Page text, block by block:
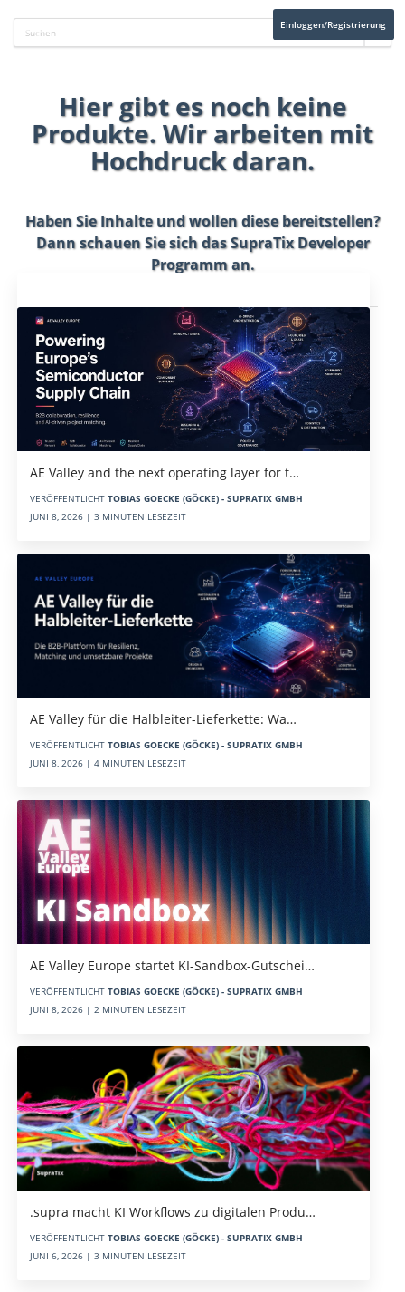
Einloggen/Registrierung
Hier gibt es noch keine
Produkte. Wir arbeiten mit
Hochdruck daran.
Haben Sie Inhalte und wollen diese bereitstellen?
Dann schauen Sie sich dasSupraTix Developer
Programman.
AE Valley and the next operating layer for t…
VERÖFFENTLICHT TOBIAS GOECKE (GÖCKE) - SUPRATIX GMBH
JUNI 8, 2026 | 3 MINUTEN LESEZEIT
AE Valley für die Halbleiter-Lieferkette: Wa…
VERÖFFENTLICHT TOBIAS GOECKE (GÖCKE) - SUPRATIX GMBH
JUNI 8, 2026 | 4 MINUTEN LESEZEIT
AE Valley Europe startet KI-Sandbox-Gutschei…
VERÖFFENTLICHT TOBIAS GOECKE (GÖCKE) - SUPRATIX GMBH
JUNI 8, 2026 | 2 MINUTEN LESEZEIT
.supra macht KI Workflows zu digitalen Produ…
VERÖFFENTLICHT TOBIAS GOECKE (GÖCKE) - SUPRATIX GMBH
JUNI 6, 2026 | 3 MINUTEN LESEZEIT